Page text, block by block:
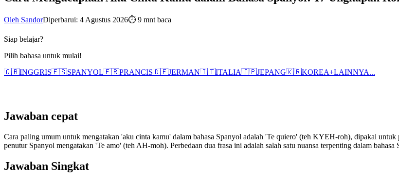
Oleh SandorDiperbarui: 4 Agustus 2026⏱ 9 mnt baca
Siap belajar?
Pilih bahasa untuk mulai!
🇬🇧INGGRIS🇪🇸SPANYOL🇫🇷PRANCIS🇩🇪JERMAN🇮🇹ITALIA🇯🇵JEPANG🇰🇷KOREA+LAINNYA...
Jawaban cepat
Cara paling umum untuk mengatakan 'aku cinta kamu' dalam bahasa Spanyol adalah 'Te quiero' (teh KYEH-roh), dipakai
penutur Spanyol mengatakan 'Te amo' (teh AH-moh). Perbedaan dua frasa ini adalah salah satu nuansa terpenting dalam
Jawaban Singkat